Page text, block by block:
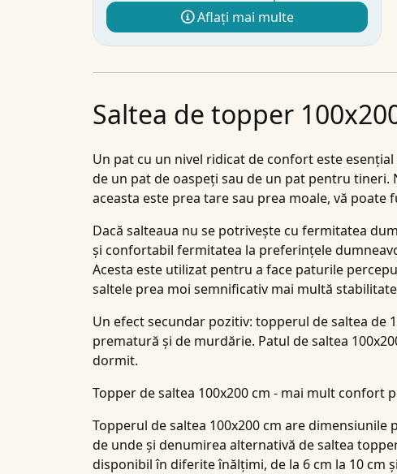
Aflați mai multe
Saltea de topper
Un pat cu un nivel ridicat de confort este
de un pat de oaspeți sau de un pat pentru
aceasta este prea tare sau prea moale, vă poate
Dacă salteaua nu se potrivește cu fermitatea
și confortabil fermitatea la preferințele
Acesta este utilizat pentru a face paturile
saltele prea moi semnificativ mai multă
Un efect secundar pozitiv: topperul de saltea de
prematură și de murdărie. Patul de saltea
dormit.
Topper de saltea 100x200 cm - mai mult confort
Topperul de saltea 100x200 cm are
de unde și denumirea alternativă de saltea
disponibil în diferite înălțimi, de la 6 cm la 10